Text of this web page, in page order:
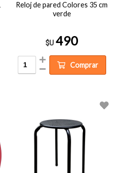
Reloj de pared Colores 35 cm
verde
$U 490
Comprar